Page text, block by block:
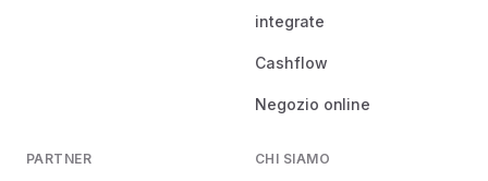
integrate
Cashflow
Negozio online
PARTNER CHI SIAMO